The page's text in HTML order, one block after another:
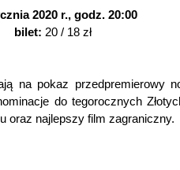
2020 r., godz. 20:00
bilet: 20 / 18 zł
na pokaz przedpremierowy
do tegorocznych
oraz najlepszy film zagraniczny.